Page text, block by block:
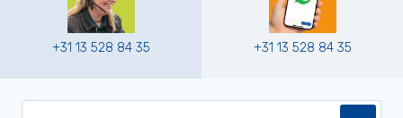
+31 13 528 84 35 +31 13 528 84 35